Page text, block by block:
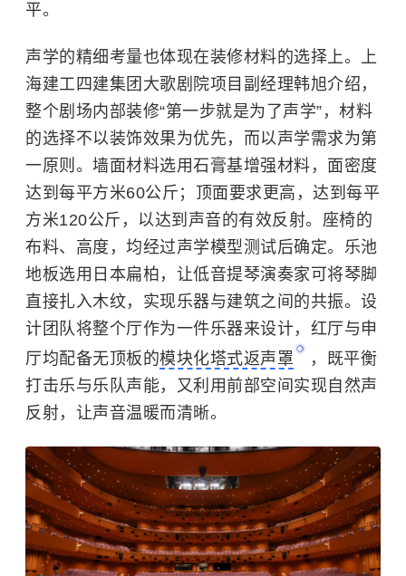
平。
声学的精细考量也体现在装修材料的选择上。上
海建工四建集团大歌剧院项目副经理韩旭介绍，
整个剧场内部装修“第一步就是为了声学”，材料
的选择不以装饰效果为优先，而以声学需求为第
一原则。墙面材料选用石膏基增强材料，面密度
达到每平方米60公斤；顶面要求更高，达到每平
方米120公斤，以达到声音的有效反射。座椅的
布料、高度，均经过声学模型测试后确定。乐池
地板选用日本扁柏，让低音提琴演奏家可将琴脚
直接扎入木纹，实现乐器与建筑之间的共振。设
计团队将整个厅作为一件乐器来设计，红厅与申
厅均配备无顶板的模块化塔式返声罩
，既平衡
打击乐与乐队声能，又利用前部空间实现自然声
反射，让声音温暖而清晰。